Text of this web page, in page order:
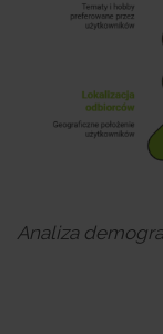
Analiza